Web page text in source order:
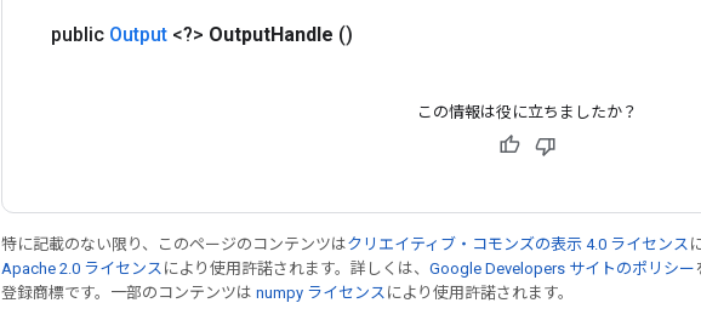
public Output <?> OutputHandle ()
この情報は役に立ちましたか？
特に記載のない限り、このページのコンテンツはクリエイティブ・コモンズの表示 4.0 ライセンス
Apache 2.0 ライセンス により使用許諾されます。詳しくは、 Google Developers サイトのポリシー
登録商標です。一部のコンテンツは numpy ライセンス により使用許諾されます。